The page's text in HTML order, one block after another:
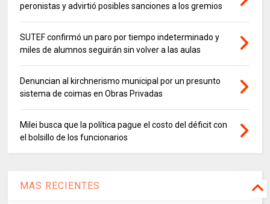
peronistas y advirtió posibles sanciones a los gremios
SUTEF confirmó un paro por tiempo indeterminado y
miles de alumnos seguirán sin volver a las aulas
Denuncian al kirchnerismo municipal por un presunto
sistema de coimas en Obras Privadas
Milei busca que la política pague el costo del déficit con
el bolsillo de los funcionarios
MAS RECIENTES